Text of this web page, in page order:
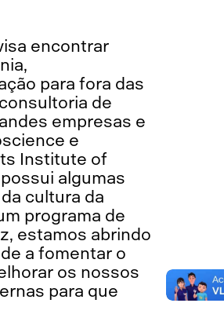
encontrar
para fora das
de
empresas e
e
Institute of
algumas
cultura da
programa de
estamos abrindo
a fomentar o
os nossos
para que